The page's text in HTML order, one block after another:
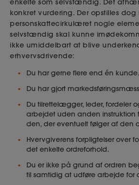
enkelte som selvstændig. Det
konkret vurdering. Der opstilles dog
personskattecirkulæret nogle
selvstændig skal kunne
ikke umiddelbart at blive
erhvervsdrivende:
Du har gerne flere end én kunde.
Du har gjort
Du tilrettelægger, leder, fordeler
arbejdet uden anden instruktion
den, der eventuelt følger af den
Hvervgiverens forpligtelser over
det enkelte ordreforhold.
Du er ikke på grund af ordren
til samtidig at udføre arbejde for